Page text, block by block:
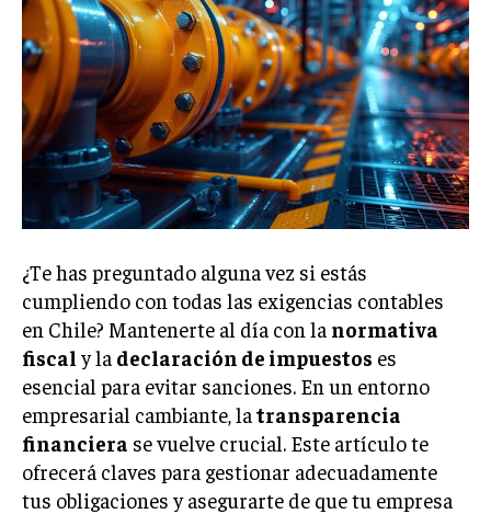
SUBSCRIBE
Welcome to Liberty Case
We have a curated list of the most noteworthy news from all
across the globe. With any subscription plan, you get access
to exclusive articlesthat let you stay ahead of the curve.
Your Profile
¿Te has preguntado alguna vez si estás
cumpliendo con todas las exigencias contables
en Chile? Mantenerte al día con la normativa
fiscal y la declaración de impuestos es
esencial para evitar sanciones. En un entorno
empresarial cambiante, latransparencia
financiera se vuelve crucial. Este artículo te
ofrecerá claves para gestionar adecuadamente
tus obligaciones y asegurarte de que tu empresa